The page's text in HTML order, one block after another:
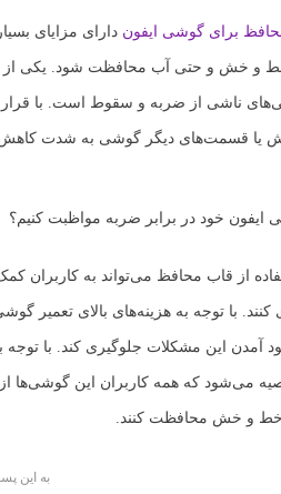
برای گوشی ایفون دارای مزایای
خط و خش و حتی آب محافظت شود. یکی از
ناشی از ضربه و سقوط است. با
یا قسمت‌های دیگر گوشی به شدت کاهش
از قاب محافظ می‌تواند به کاربران
با توجه به هزینه‌های بالای تعمیر
آمدن این مشکلات جلوگیری کند. با
می‌شود که همه کاربران این گوشی‌ها از
خط و خش محافظت کنند.
به این